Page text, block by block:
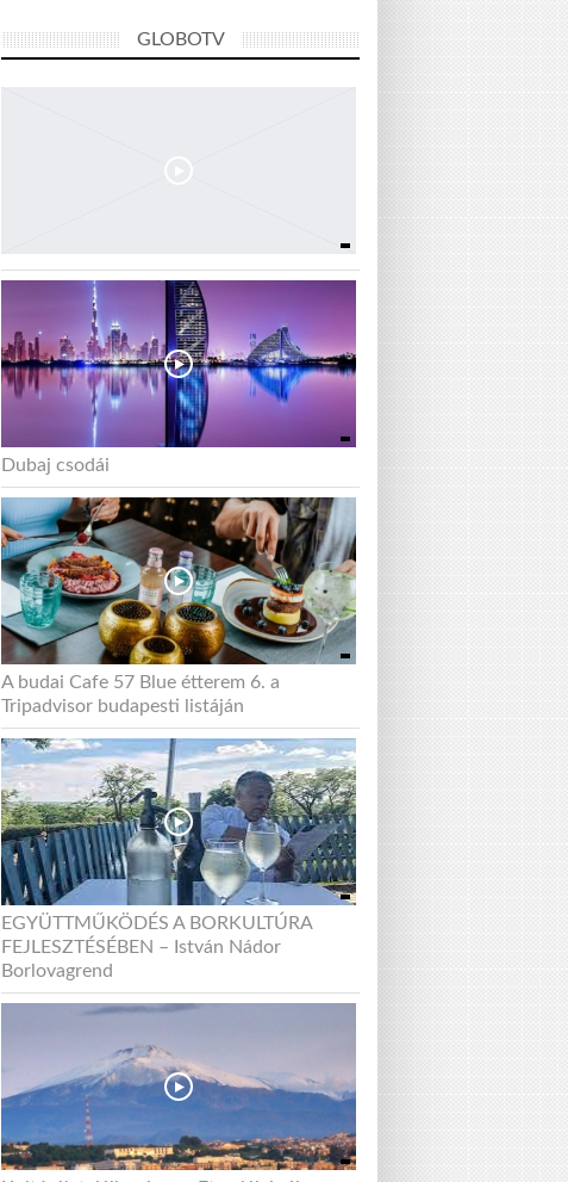
GLOBOTV
Dubaj csodái
A budai Cafe 57 Blue étterem 6. a
Tripadvisor budapesti listáján
EGYÜTTMŰKÖDÉS A BORKULTÚRA
FEJLESZTÉSÉBEN – István Nádor
Borlovagrend